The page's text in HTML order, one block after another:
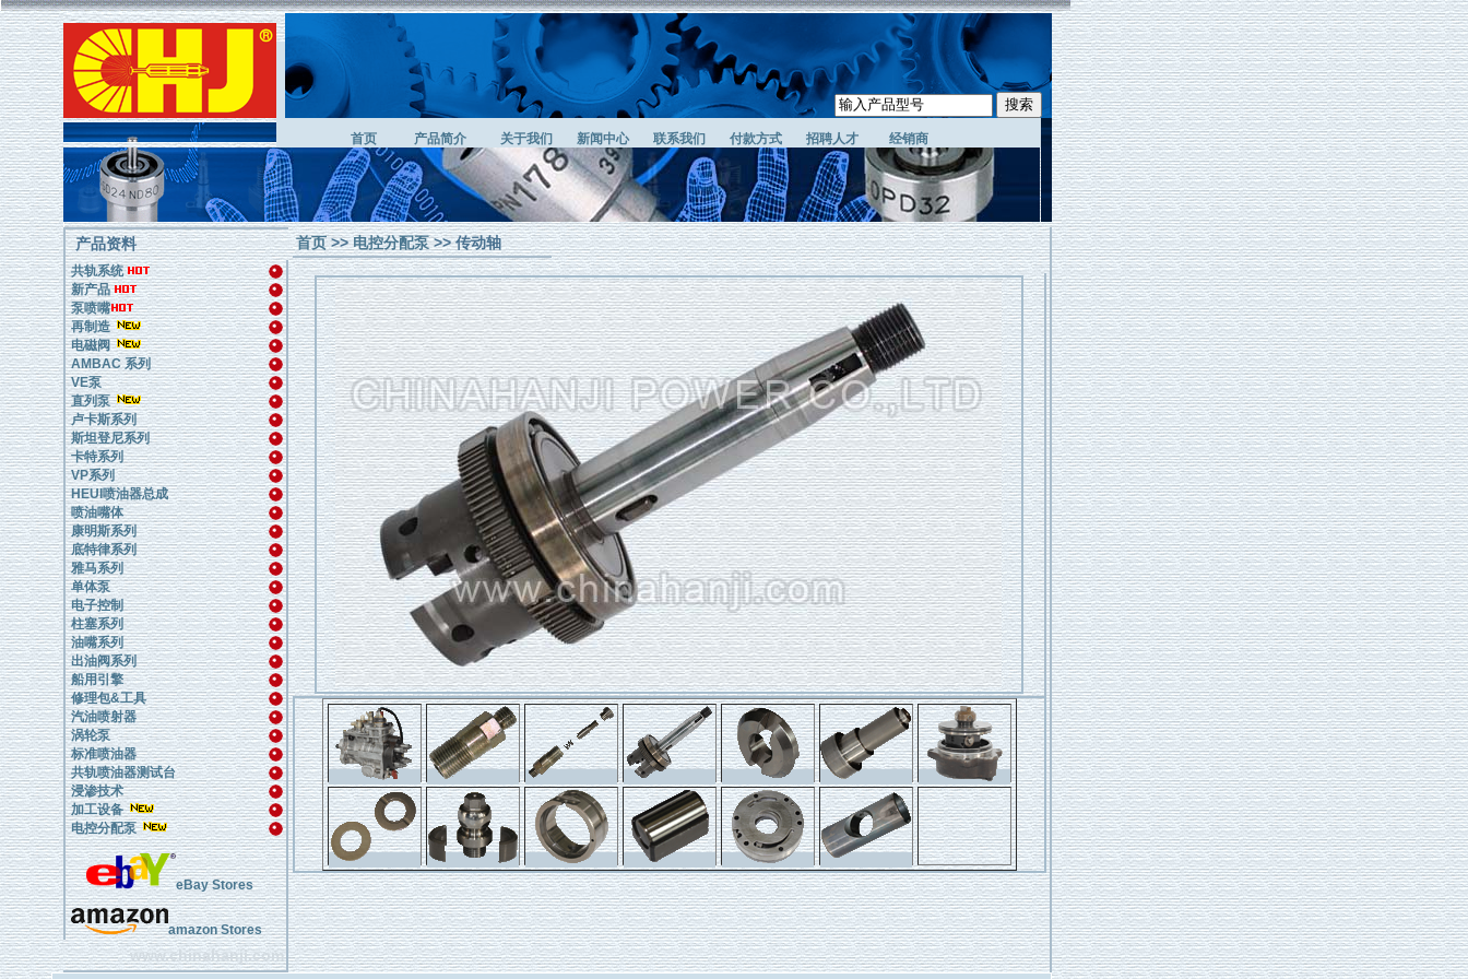
首页 产品简介 关于我们 新闻中心 联系我们 付款方式 招聘人才 经销商
产品资料
共轨系统
新产品
泵喷嘴
再制造
电磁阀
AMBAC 系列
VE泵
直列泵
卢卡斯系列
斯坦登尼系列
卡特系列
VP系列
HEUI喷油器总成
喷油嘴体
康明斯系列
底特律系列
雅马系列
单体泵
电子控制
柱塞系列
油嘴系列
出油阀系列
船用引擎
修理包&工具
汽油喷射器
涡轮泵
标准喷油器
共轨喷油器测试台
浸渗技术
加工设备
电控分配泵
eBay Stores
amazon Stores
www.chinahanji.com
首页 >>电控分配泵>> 传动轴